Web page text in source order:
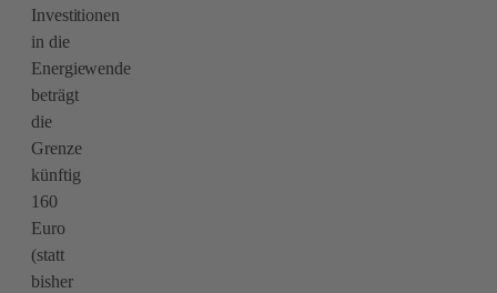
Investitionen
in die
Energiewende
beträgt
die
Grenze
künftig
160
Euro
(statt
bisher